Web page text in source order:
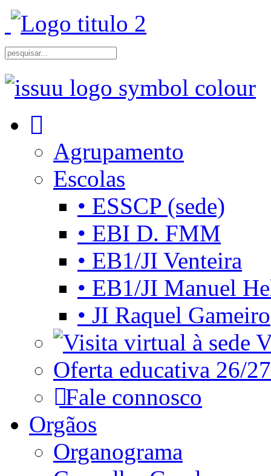
Agrupamento
Escolas
• ESSCP (sede)
• EBI D. FMM
• EB1/JI Venteira
• EB1/JI Manuel
• JI Raquel Gameiro
Oferta educativa 26/27
Fale connosco
Orgãos
Organograma